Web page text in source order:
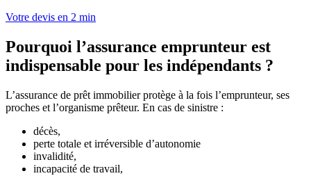
Votre devis en 2 min
Pourquoi l’assurance emprunteur est
indispensable pour les indépendants ?
L’assurance de prêt immobilier protège à la fois l’emprunteur, ses
proches et l’organisme prêteur. En cas de sinistre :
décès,
perte totale et irréversible d’autonomie
invalidité,
incapacité de travail,